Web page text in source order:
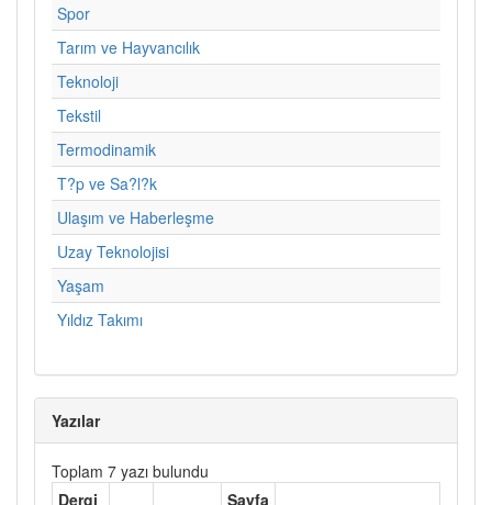
Spor
Tarım ve Hayvancılık
Teknoloji
Tekstil
Termodinamik
T?p ve Sa?l?k
Ulaşım ve Haberleşme
Uzay Teknolojisi
Yaşam
Yıldız Takımı
Yazılar
Toplam 7 yazı bulundu
Dergi
Sayfa